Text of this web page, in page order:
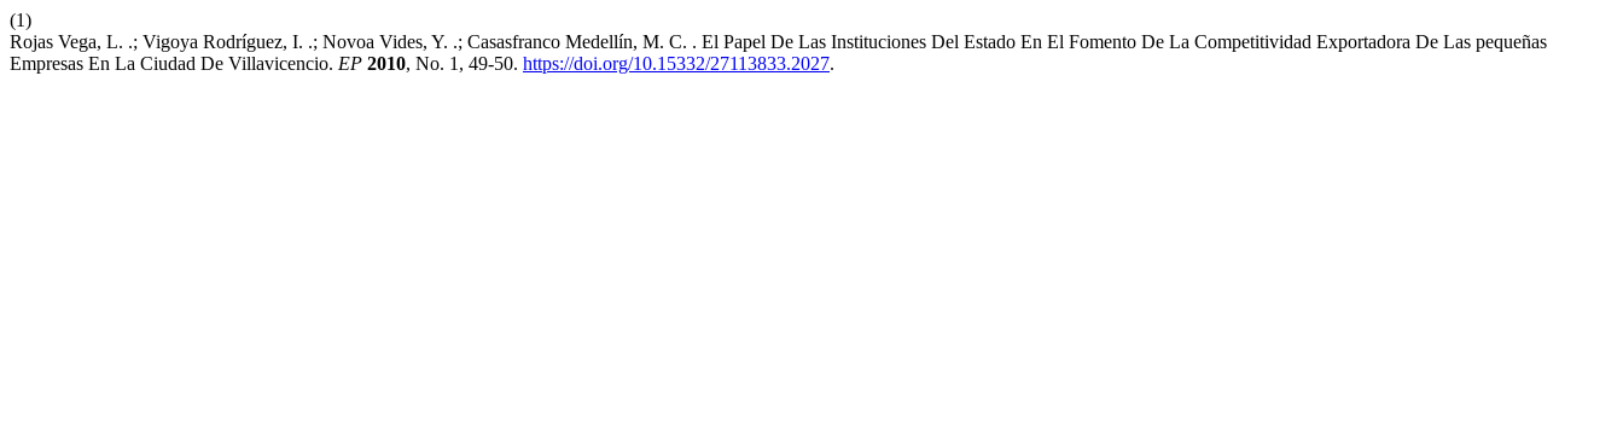
(1)
Rojas Vega, L. .; Vigoya Rodríguez, I. .; Novoa Vides, Y. .; Casasfranco Medellín, M. C. . El Papel De Las Instituciones Del Estado En El Fomento De La Competitividad Exportadora De Las pequeñas
Empresas En La Ciudad De Villavicencio. EP 2010, No. 1, 49-50. https://doi.org/10.15332/27113833.2027.